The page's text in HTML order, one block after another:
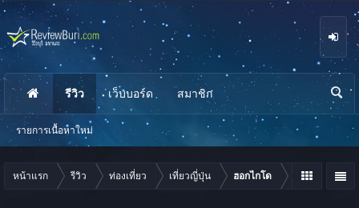
หน้าแรก รีวิว ท่องเที่ยว เที่ยวญี่ปุ่น ฮอกไกโด
รีวิว
รายการเนื้อหาใหม่
เว็บบอร์ด สมาชิก
นห
า